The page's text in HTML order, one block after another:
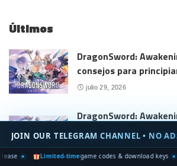
JOIN OUR TELEGRAM CHANNEL • NO
game codes & download keys WinSTEAM GAMES
Últimos
DragonSword:
consejos para
julio 29, 2026
DragonSword:
recetas (mejores
cocina)
julio 27, 2026